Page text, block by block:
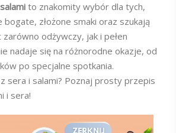
to znakomity wybór dla tych,
złożone smaki oraz szukają
odżywczy, jak i pełen
nadaje się na różnorodne okazje, od
po specjalne spotkania.
z sera i salami? Poznaj prosty przepis
i sera!